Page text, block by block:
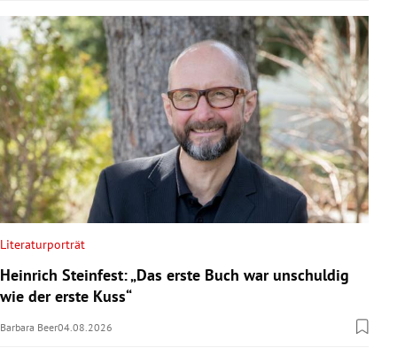
Literaturporträt
Heinrich Steinfest: „Das erste Buch war unschuldig
wie der erste Kuss“
Barbara Beer04.08.2026